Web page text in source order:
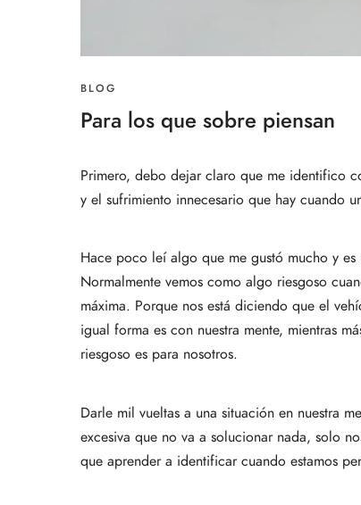
BLOG
Para los que sobre piensan
Primero, debo dejar claro que me identifico
y el sufrimiento innecesario que hay cuando
Hace poco leí algo que me gustó mucho y
Normalmente vemos como algo riesgoso
máxima. Porque nos está diciendo que el
igual forma es con nuestra mente, mientras
riesgoso es para nosotros.
Darle mil vueltas a una situación en nuestra
excesiva que no va a solucionar nada, solo
que aprender a identificar cuando estamos